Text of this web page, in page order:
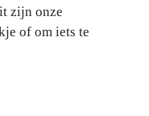
zijn onze
of om iets te